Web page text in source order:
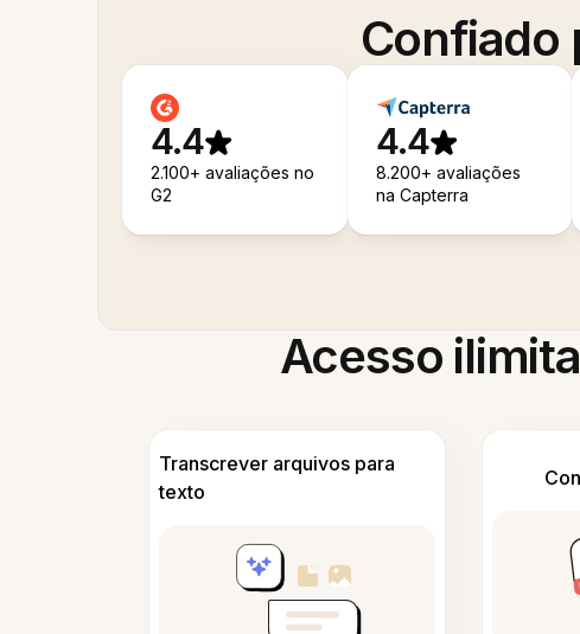
Confiado
4.4
2.100+ avaliações no
G2
4.4
8.200+ avaliações
na Capterra
Acesso
Transcrever arquivos para
texto